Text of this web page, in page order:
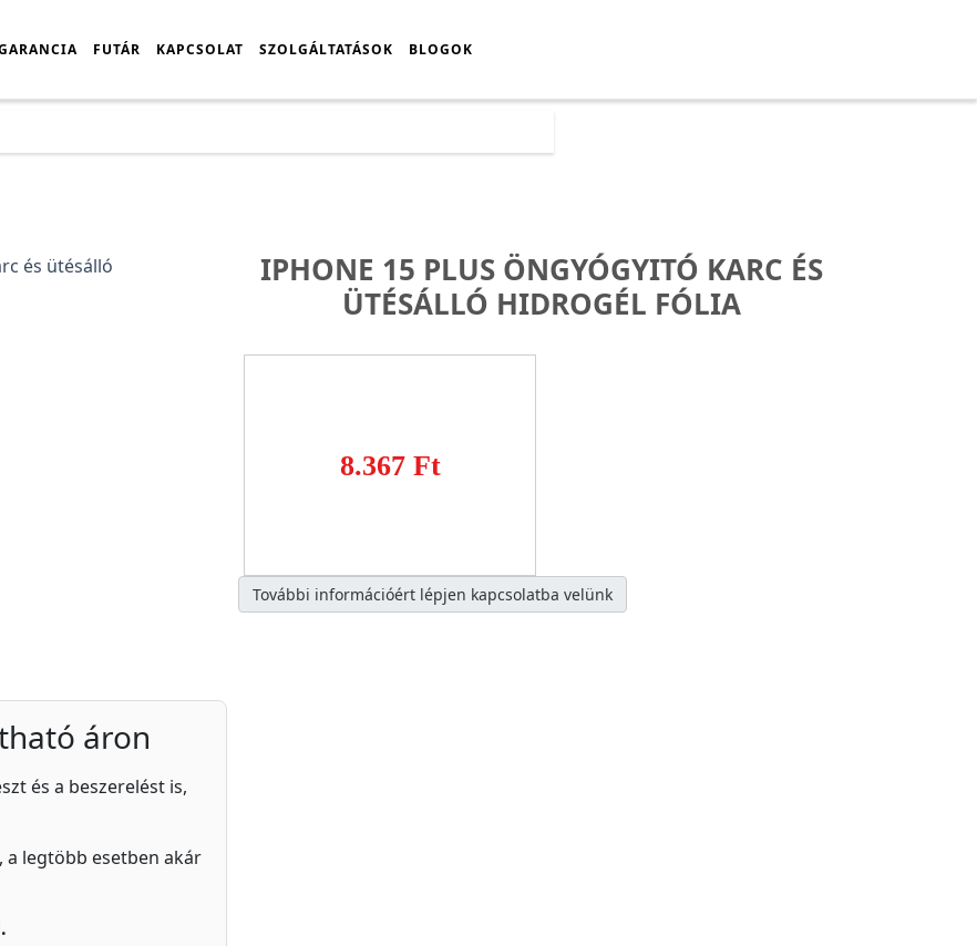
FUTÁR KAPCSOLAT SZOLGÁLTATÁSOK BLOGOK
IPHONE 15 PLUS ÖNGYÓGYITÓ KARC ÉS
ÜTÉSÁLLÓ HIDROGÉL FÓLIA
8.367 Ft
További információért lépjen kapcsolatba velünk
áron
és a beszerelést is,
a legtöbb esetben akár